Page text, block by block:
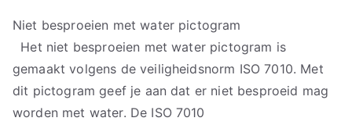
Niet besproeien met water pictogram
Het niet besproeien met water pictogram is
gemaakt volgens de veiligheidsnorm ISO 7010. Met
dit pictogram geef je aan dat er niet besproeid mag
worden met water. De ISO 7010